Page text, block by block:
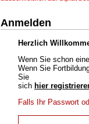
Anmelden
Herzlich
Wenn Sie schon
Wenn Sie
Sie
sich hier
Falls Ihr Passwort